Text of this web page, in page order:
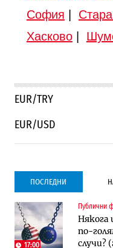
София
Хасково|
EUR/TRY
EUR/USD
ПОСЛЕДНИ
17:00
Публични
Някога
по-
случи?
трасе
Компании
90%